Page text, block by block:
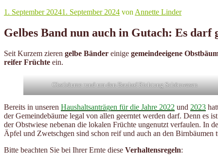
Veröffentlicht
1. September 20241. September 2024 von Annette Linder
Gelbes Band nun auch in Gutach: Es darf
Seit Kurzem zieren gelbe Bänder einige gemeindeeigene
reifer Früchte ein.
Obstbäume rund um den Bauhof Richtung Schönwasen
Bereits in unseren Haushaltsanträgen für die Jahre 2022 und 2023
der Gemeindebäume legal von allen geerntet werden darf. Denn es
der Obstwiese nebenan die lokalen Früchte ungenutzt verfaulen. In
Äpfel und Zwetschgen sind schon reif und auch an den Birnbäumen
Bitte beachten Sie bei Ihrer Ernte diese Verhaltensregeln: